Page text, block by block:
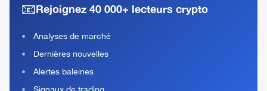
Rank
📧Rejoignez 40 000+ lecteurs crypto
Analyses de marché
Dernières nouvelles
Alertes baleines